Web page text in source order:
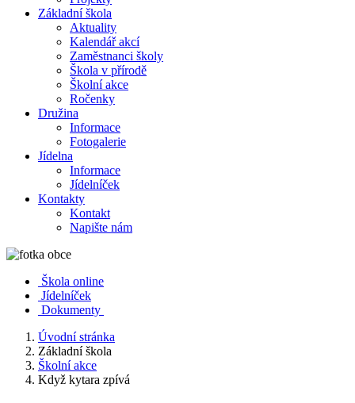
Základní škola
Aktuality
Kalendář akcí
Zaměstnanci školy
Škola v přírodě
Školní akce
Ročenky
Družina
Informace
Fotogalerie
Jídelna
Informace
Jídelníček
Kontakty
Kontakt
Napište nám
Škola online
Jídelníček
Dokumenty
Úvodní stránka
Základní škola
Školní akce
Když kytara zpívá